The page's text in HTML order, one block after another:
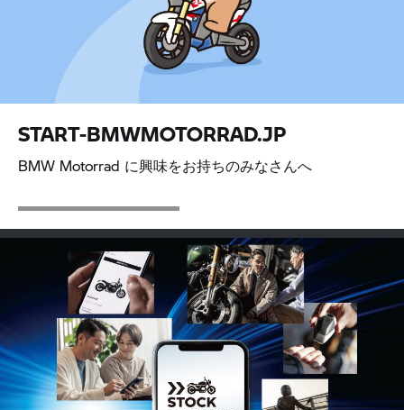
START-BMWMOTORRAD.JP
BMW Motorrad に興味をお持ちのみなさんへ